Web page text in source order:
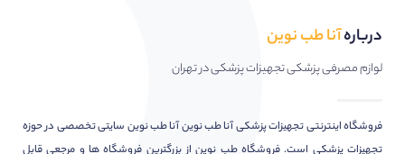
دربارهآنا طب نوین
لوازم مصرفی پزشکی تجهیزات پزشکی در تهران
فروشگاه اینترنتی تجهیزات پزشکی آنا طب نوین آنا طب نوین سایتی تخصصی در حوزه
تجهیزات پزشکی است. فروشگاه طب نوین از بزرگترین فروشگاه ها و مرجعی قابل